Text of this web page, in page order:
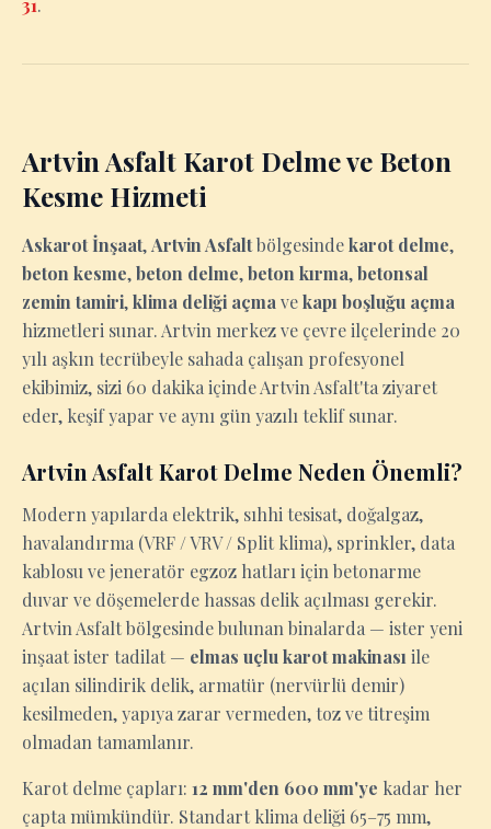
31.
Artvin Asfalt Karot Delme ve Beton
Kesme Hizmeti
Askarot İnşaat,Artvin Asfaltbölgesindekarot delme,
beton kesme,beton delme,beton kırma,betonsal
zemin tamiri,klima deliği açma vekapı boşluğu açma
hizmetleri sunar. Artvin merkez ve çevre ilçelerinde 20
yılı aşkın tecrübeyle sahada çalışan profesyonel
ekibimiz, sizi 60 dakika içinde Artvin Asfalt'ta ziyaret
eder, keşif yapar ve aynı gün yazılı teklif sunar.
Artvin Asfalt Karot Delme Neden Önemli?
Modern yapılarda elektrik, sıhhi tesisat, doğalgaz,
havalandırma (VRF / VRV / Split klima), sprinkler, data
kablosu ve jeneratör egzoz hatları için betonarme
duvar ve döşemelerde hassas delik açılması gerekir.
Artvin Asfalt bölgesinde bulunan binalarda — ister yeni
inşaat ister tadilat — elmas uçlu karot makinası ile
açılan silindirik delik, armatür (nervürlü demir)
kesilmeden, yapıya zarar vermeden, toz ve titreşim
olmadan tamamlanır.
Karot delme çapları: 12 mm'den 600 mm'ye kadar her
çapta mümkündür. Standart klima deliği 65–75 mm,